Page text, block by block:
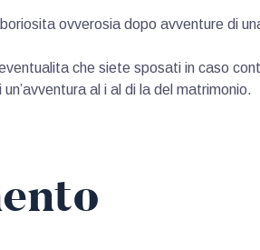
ovverosia dopo avventure di
che siete sposati in caso
al i al di la del matrimonio.